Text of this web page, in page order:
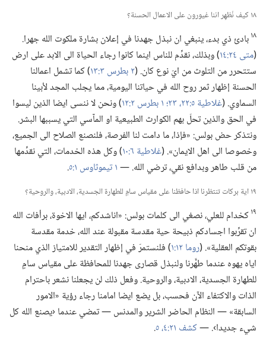
١٨ كيف نُظهِر اننا غيورون على الاعمال الحسنة؟‏
١٨بادئ ذي بدء،‏ ينبغي ان نبذل جهدنا في إعلان بشارة ملكوت الله جهرا.‏
(‏متى ٢٤:‏١٤
‏)‏ وبذلك،‏ نقدِّم للناس اينما كانوا رجاء الحياة الى الابد على ارض
ستتحرر من التلوث من ايّ نوع كان.‏ (‏٢ بطرس ٣:‏١٣
‏)‏ كما تشمل اعمالنا
الحسنة إظهار ثمر روح الله في حياتنا اليومية،‏ مما يجلب المجد لأبينا
السماوي.‏ (‏غلاطية ٥:‏٢٢،‏ ٢٣؛‏
‏)‏ ونحن لا ننسى ايضا الذين ليسوا
في الحق والذين تحلّ بهم الكوارث الطبيعية او المآسي التي يسببها البشر.‏
ونتذكر حض بولس:‏ «فإذا،‏ ما دامت لنا الفرصة،‏ فلنصنع الصلاح الى الجميع،‏
وخصوصا الى اهل الايمان».‏ (‏غلاطية ٦:‏١٠
‏)‏ وكل هذه الخدمات،‏ التي نقدِّمها
من قلب طاهر وبدافع نقي،‏ ترضي الله.‏ —‏١ تيموثاوس ١:‏٥ ‏.‏
١٩ اية بركات تنتظرنا اذا حافظنا على مقياس سامٍ للطهارة الجسدية،‏ الادبية،‏ والروحية؟‏
١٩كخدام للعلي،‏ نصغي الى كلمات بولس:‏ «اناشدكم،‏ ايها الاخوة،‏ برأفات الله
ان تقرِّبوا اجسادكم ذبيحة حية مقدسة مقبولة عند الله،‏ خدمة مقدسة
بقوتكم العقلية».‏ (‏روما ١٢:‏١
‏)‏ فلنستمرّ في إظهار التقدير للامتياز الذي منحنا
اياه يهوه عندما طهَّرنا ولنبذل قصارى جهدنا للمحافظة على مقياس سامٍ
للطهارة الجسدية،‏ الادبية،‏ والروحية.‏ وفعل ذلك لن يجعلنا نشعر باحترام
الذات والاكتفاء الآن فحسب،‏ بل يضع ايضا امامنا رجاء رؤية «الامور
السابقة» —‏ النظام الحاضر الشرير والمدنس —‏ تمضي عندما ‹يصنع الله كل
شيء جديدا›.‏ —‏كشف ٢١:‏٤،‏ ٥
‏.‏